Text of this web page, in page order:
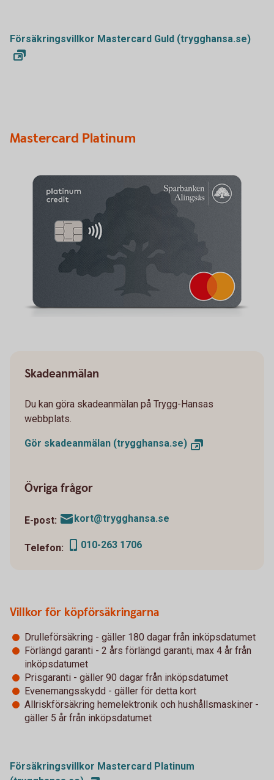
Försäkringsvillkor Mastercard Guld (trygghansa.se)
Mastercard Platinum
Skadeanmälan
Du kan göra skadeanmälan på Trygg-Hansas
webbplats.
Gör skadeanmälan (trygghansa.se)
Övriga frågor
E-post: kort@trygghansa.se
Telefon: 010-263 1706
Villkor för köpförsäkringarna
Drulleförsäkring - gäller 180 dagar från inköpsdatumet
Förlängd garanti - 2 års förlängd garanti, max 4 år från
inköpsdatumet
Prisgaranti - gäller 90 dagar från inköpsdatumet
Evenemangsskydd - gäller för detta kort
Allriskförsäkring hemelektronik och hushållsmaskiner -
gäller 5 år från inköpsdatumet
Försäkringsvillkor Mastercard Platinum